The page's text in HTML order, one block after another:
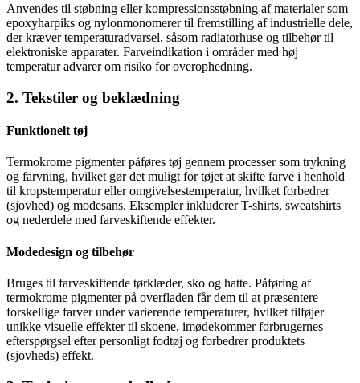
Anvendes til støbning eller kompressionsstøbning af materialer som
epoxyharpiks og nylonmonomerer til fremstilling af industrielle dele,
der kræver temperaturadvarsel, såsom radiatorhuse og tilbehør til
elektroniske apparater. Farveindikation i områder med høj
temperatur advarer om risiko for overophedning.
2. Tekstiler og beklædning
Funktionelt tøj
Termokrome pigmenter påføres tøj gennem processer som trykning
og farvning, hvilket gør det muligt for tøjet at skifte farve i henhold
til kropstemperatur eller omgivelsestemperatur, hvilket forbedrer
(sjovhed) og modesans. Eksempler inkluderer T-shirts, sweatshirts
og nederdele med farveskiftende effekter.
Modedesign og tilbehør
Bruges til farveskiftende tørklæder, sko og hatte. Påføring af
termokrome pigmenter på overfladen får dem til at præsentere
forskellige farver under varierende temperaturer, hvilket tilføjer
unikke visuelle effekter til skoene, imødekommer forbrugernes
efterspørgsel efter personligt fodtøj og forbedrer produktets
(sjovheds) effekt.